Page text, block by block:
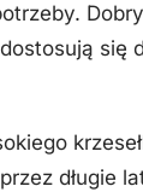
się
długie